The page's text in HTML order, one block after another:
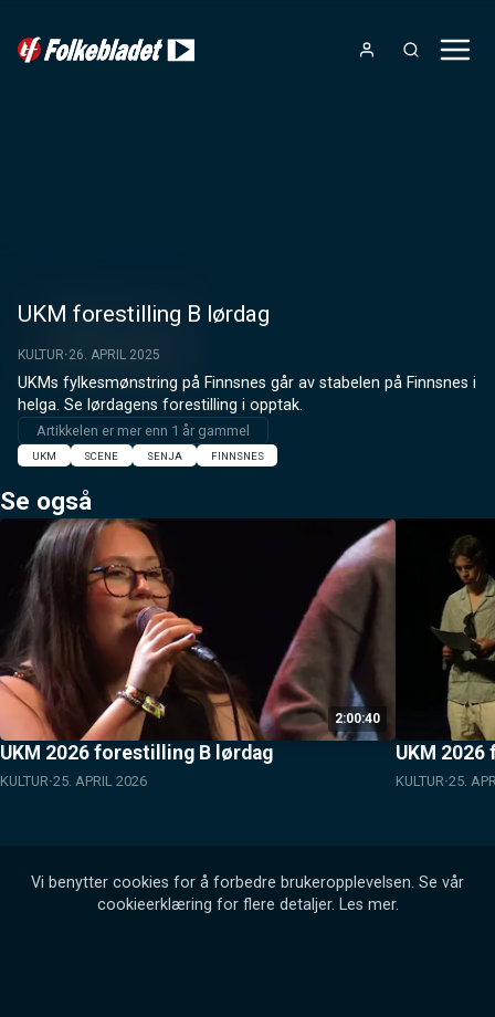
UKM forestilling B lørdag
KULTUR 26. APRIL 2025
UKMs fylkesmønstring på Finnsnes går av stabelen på Finnsnes i
helga. Se lørdagens forestilling i opptak.
Artikkelen er mer enn 1 år gammel
UKM SCENE SENJA FINNSNES
Se også
2:00:40
UKM 2026 forestilling B lørdag
KULTUR 25. APRIL 2026
UKM
KULTUR 25.
Vi benytter cookies for å forbedre brukeropplevelsen. Se vår
cookieerklæring for flere detaljer. Les mer.